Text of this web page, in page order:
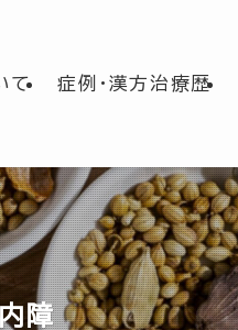
て 症例・漢方治療歴
障